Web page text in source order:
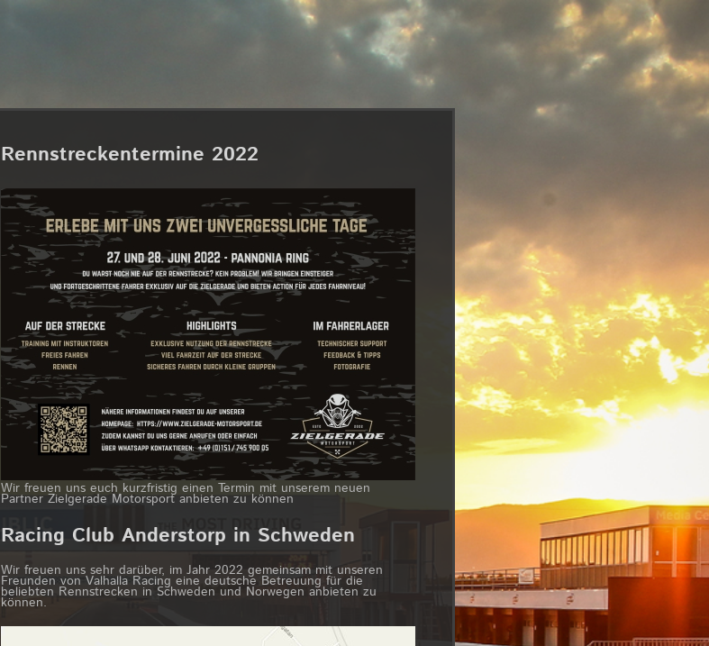
Rennstreckentermine 2022
Wir freuen uns euch kurzfristig einen Termin mit unserem neuen
Partner Zielgerade Motorsport anbieten zu können
Racing Club Anderstorp in Schweden
Wir freuen uns sehr darüber, im Jahr 2022 gemeinsam mit unseren
Freunden von Valhalla Racing eine deutsche Betreuung für die
beliebten Rennstrecken in Schweden und Norwegen anbieten zu
können.